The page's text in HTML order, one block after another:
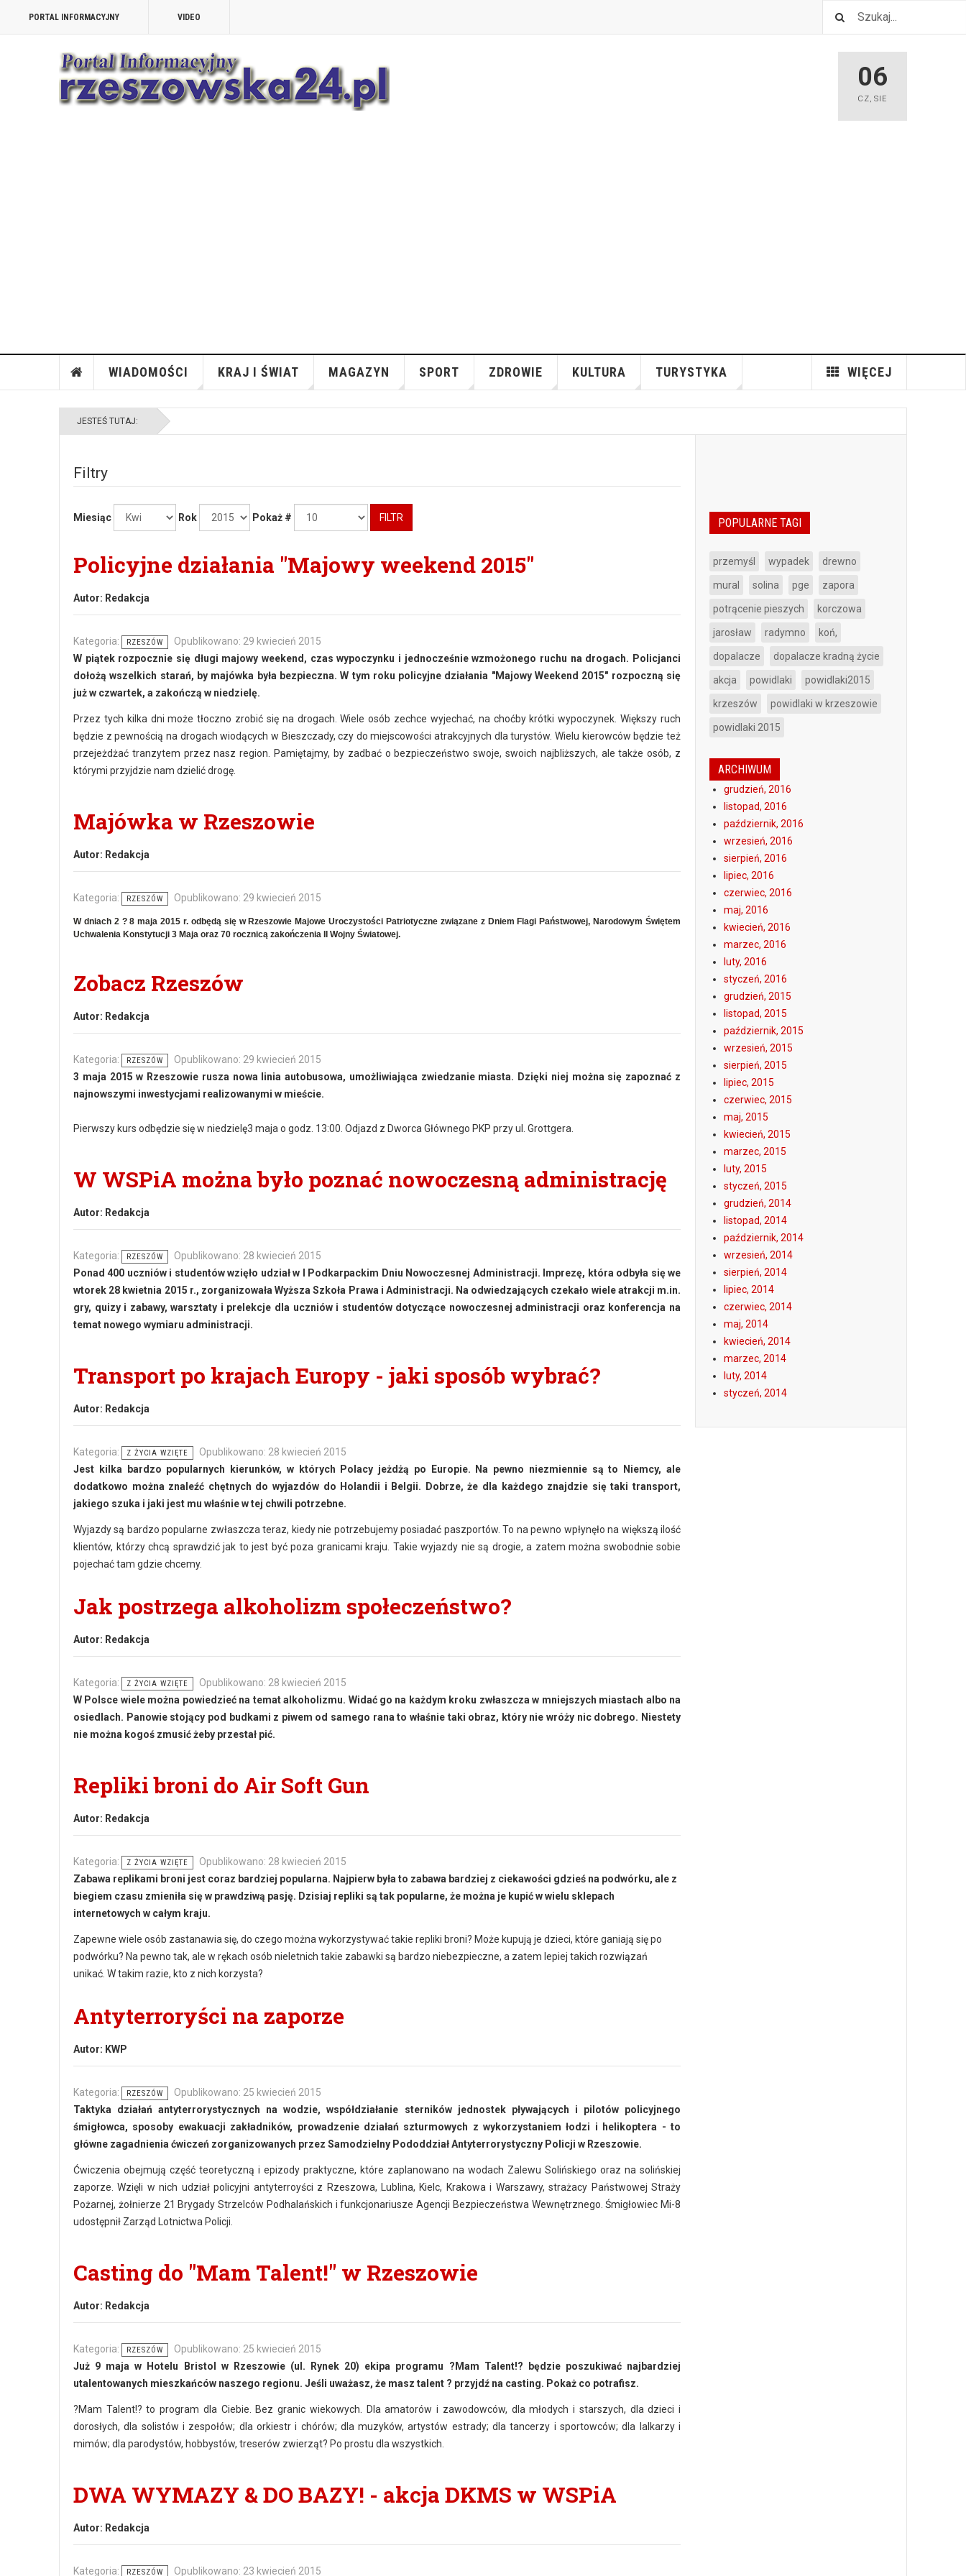
PORTAL INFORMACYJNY VIDEO
06
CZ,SIE
WIADOMOŚCI KRAJ I ŚWIAT MAGAZYN SPORT ZDROWIE KULTURA TURYSTYKA WIĘCEJ
JESTEŚ TUTAJ:
Filtry
Miesiąc Rok Pokaż # FILTR
Policyjne działania "Majowy weekend 2015"
Autor: Redakcja
Kategoria: RZESZÓW
Opublikowano: 29 kwiecień 2015
W piątek rozpocznie się długi majowy weekend, czas wypoczynku i jednocześnie wzmożonego ruchu na drogach. Policjanci
dołożą wszelkich starań, by majówka była bezpieczna. W tym roku policyjne działania "Majowy Weekend 2015" rozpoczną się
już w czwartek, a zakończą w niedzielę.
Przez tych kilka dni może tłoczno zrobić się na drogach. Wiele osób zechce wyjechać, na choćby krótki wypoczynek. Większy ruch
będzie z pewnością na drogach wiodących w Bieszczady, czy do miejscowości atrakcyjnych dla turystów. Wielu kierowców będzie też
przejeżdżać tranzytem przez nasz region. Pamiętajmy, by zadbać o bezpieczeństwo swoje, swoich najbliższych, ale także osób, z
którymi przyjdzie nam dzielić drogę.
Majówka w Rzeszowie
Autor: Redakcja
Kategoria: RZESZÓW Opublikowano: 29 kwiecień 2015
W dniach 2 ? 8 maja 2015 r. odbędą się w Rzeszowie Majowe Uroczystości Patriotyczne związane z Dniem Flagi Państwowej, Narodowym Świętem
Uchwalenia Konstytucji 3 Maja oraz 70 rocznicą zakończenia II Wojny Światowej.
Zobacz Rzeszów
Autor: Redakcja
Kategoria: RZESZÓW
Opublikowano: 29 kwiecień 2015
3 maja 2015 w Rzeszowie rusza nowa linia autobusowa, umożliwiająca zwiedzanie miasta. Dzięki niej można się zapoznać z
najnowszymi inwestycjami realizowanymi w mieście.
Pierwszy kurs odbędzie się w niedzielę3 maja o godz. 13:00. Odjazd z Dworca Głównego PKP przy ul. Grottgera.
W WSPiA można było poznać nowoczesną administrację
Autor: Redakcja
Kategoria: RZESZÓW
Opublikowano: 28 kwiecień 2015
Ponad 400 uczniów i studentów wzięło udział w I Podkarpackim Dniu Nowoczesnej Administracji. Imprezę, która odbyła się we
wtorek 28 kwietnia 2015 r., zorganizowała Wyższa Szkoła Prawa i Administracji. Na odwiedzających czekało wiele atrakcji m.in.
gry, quizy i zabawy, warsztaty i prelekcje dla uczniów i studentów dotyczące nowoczesnej administracji oraz konferencja na
temat nowego wymiaru administracji.
Transport po krajach Europy - jaki sposób wybrać?
Autor: Redakcja
Kategoria: Z ŻYCIA WZIĘTE
Opublikowano: 28 kwiecień 2015
Jest kilka bardzo popularnych kierunków, w których Polacy jeżdżą po Europie. Na pewno niezmiennie są to Niemcy, ale
dodatkowo można znaleźć chętnych do wyjazdów do Holandii i Belgii. Dobrze, że dla każdego znajdzie się taki transport,
jakiego szuka i jaki jest mu właśnie w tej chwili potrzebne.
Wyjazdy są bardzo popularne zwłaszcza teraz, kiedy nie potrzebujemy posiadać paszportów. To na pewno wpłynęło na większą ilość
klientów, którzy chcą sprawdzić jak to jest być poza granicami kraju. Takie wyjazdy nie są drogie, a zatem można swobodnie sobie
pojechać tam gdzie chcemy.
Jak postrzega alkoholizm społeczeństwo?
Autor: Redakcja
Kategoria: Z ŻYCIA WZIĘTE
Opublikowano: 28 kwiecień 2015
W Polsce wiele można powiedzieć na temat alkoholizmu. Widać go na każdym kroku zwłaszcza w mniejszych miastach albo na
osiedlach. Panowie stojący pod budkami z piwem od samego rana to właśnie taki obraz, który nie wróży nic dobrego. Niestety
nie można kogoś zmusić żeby przestał pić.
Repliki broni do Air Soft Gun
Autor: Redakcja
Kategoria: Z ŻYCIA WZIĘTE
Opublikowano: 28 kwiecień 2015
Zabawa replikami broni jest coraz bardziej popularna. Najpierw była to zabawa bardziej z ciekawości gdzieś na podwórku, ale z
biegiem czasu zmieniła się w prawdziwą pasję. Dzisiaj repliki są tak popularne, że można je kupić w wielu sklepach
internetowych w całym kraju.
Zapewne wiele osób zastanawia się, do czego można wykorzystywać takie repliki broni? Może kupują je dzieci, które ganiają się po
podwórku? Na pewno tak, ale w rękach osób nieletnich takie zabawki są bardzo niebezpieczne, a zatem lepiej takich rozwiązań
unikać. W takim razie, kto z nich korzysta?
Antyterroryści na zaporze
Autor: KWP
Kategoria: RZESZÓW
Opublikowano: 25 kwiecień 2015
Taktyka działań antyterrorystycznych na wodzie, współdziałanie sterników jednostek pływających i pilotów policyjnego
śmigłowca, sposoby ewakuacji zakładników, prowadzenie działań szturmowych z wykorzystaniem łodzi i helikoptera - to
główne zagadnienia ćwiczeń zorganizowanych przez Samodzielny Pododdział Antyterrorystyczny Policji w Rzeszowie.
Ćwiczenia obejmują część teoretyczną i epizody praktyczne, które zaplanowano na wodach Zalewu Solińskiego oraz na solińskiej
zaporze. Wzięli w nich udział policyjni antyterroyści z Rzeszowa, Lublina, Kielc, Krakowa i Warszawy, strażacy Państwowej Straży
Pożarnej, żołnierze 21 Brygady Strzelców Podhalańskich i funkcjonariusze Agencji Bezpieczeństwa Wewnętrznego. Śmigłowiec Mi-8
udostępnił Zarząd Lotnictwa Policji.
Casting do "Mam Talent!" w Rzeszowie
Autor: Redakcja
Kategoria: RZESZÓW
Opublikowano: 25 kwiecień 2015
Już 9 maja w Hotelu Bristol w Rzeszowie (ul. Rynek 20) ekipa programu ?Mam Talent!? będzie poszukiwać najbardziej
utalentowanych mieszkańców naszego regionu. Jeśli uważasz, że masz talent ? przyjdź na casting. Pokaż co potrafisz.
?Mam Talent!? to program dla Ciebie. Bez granic wiekowych. Dla amatorów i zawodowców, dla młodych i starszych, dla dzieci i
dorosłych, dla solistów i zespołów; dla orkiestr i chórów; dla muzyków, artystów estrady; dla tancerzy i sportowców; dla lalkarzy i
mimów; dla parodystów, hobbystów, treserów zwierząt? Po prostu dla wszystkich.
DWA WYMAZY & DO BAZY! - akcja DKMS w WSPiA
Autor: Redakcja
Kategoria: RZESZÓW Opublikowano: 23 kwiecień 2015
POPULARNE TAGI
przemyśl wypadek drewno
mural solina pge zapora
potrącenie pieszych korczowa
jarosław radymno koń,
dopalacze dopalacze kradną życie
akcja powidlaki powidlaki2015
krzeszów powidlaki w krzeszowie
powidlaki 2015
ARCHIWUM
grudzień, 2016
listopad, 2016
październik, 2016
wrzesień, 2016
sierpień, 2016
lipiec, 2016
czerwiec, 2016
maj, 2016
kwiecień, 2016
marzec, 2016
luty, 2016
styczeń, 2016
grudzień, 2015
listopad, 2015
październik, 2015
wrzesień, 2015
sierpień, 2015
lipiec, 2015
czerwiec, 2015
maj, 2015
kwiecień, 2015
marzec, 2015
luty, 2015
styczeń, 2015
grudzień, 2014
listopad, 2014
październik, 2014
wrzesień, 2014
sierpień, 2014
lipiec, 2014
czerwiec, 2014
maj, 2014
kwiecień, 2014
marzec, 2014
luty, 2014
styczeń, 2014